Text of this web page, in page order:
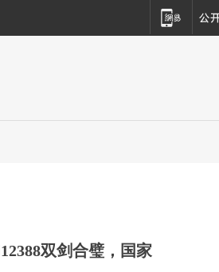
双剑合璧，国家